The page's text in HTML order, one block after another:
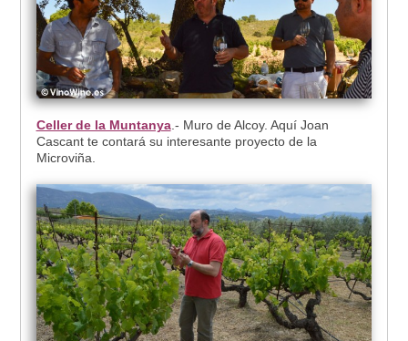
Celler de la Muntanya.- Muro de Alcoy. Aquí Joan
Cascant te contará su interesante proyecto de la
Microviña.